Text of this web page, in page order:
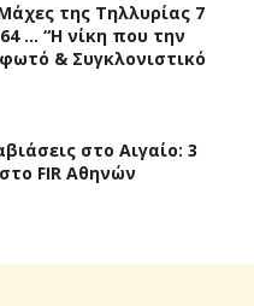
της Τηλλυρίας 7
… “Η νίκη που την
& Συγκλονιστικό
στο Αιγαίο: 3
FIR Αθηνών